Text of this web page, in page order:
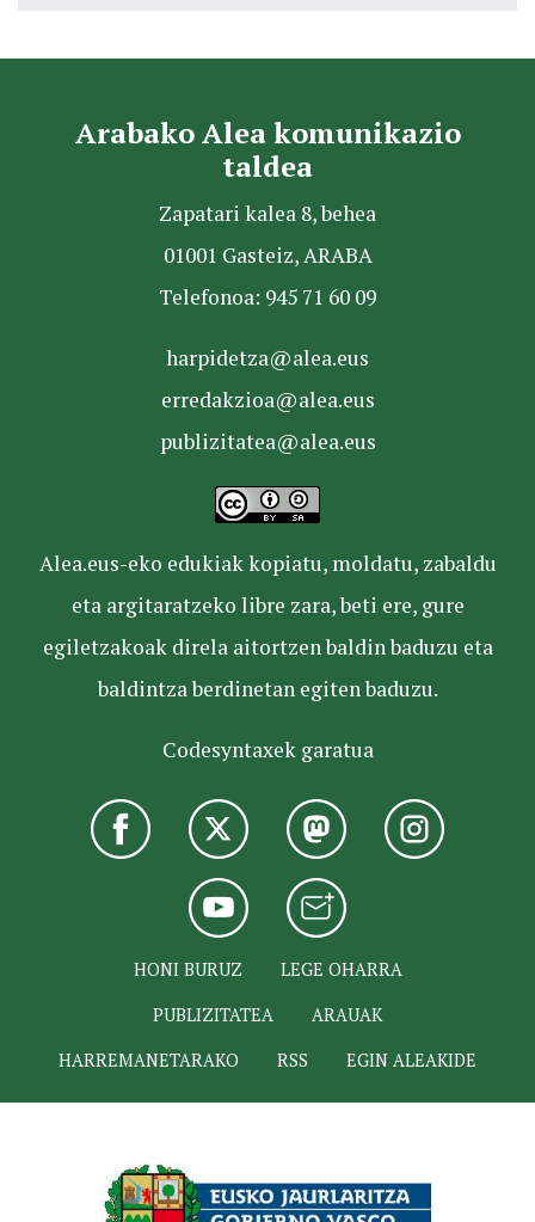
Arabako Alea komunikazio
taldea
Zapatari kalea 8, behea
01001 Gasteiz, ARABA
Telefonoa: 945 71 60 09
harpidetza@alea.eus
erredakzioa@alea.eus
publizitatea@alea.eus
Alea.eus-eko edukiak kopiatu, moldatu, zabaldu
eta argitaratzeko libre zara, beti ere, gure
egiletzakoak direla aitortzen baldin baduzu eta
baldintza berdinetan egiten baduzu.
Codesyntaxek garatua
HONI BURUZ
LEGE OHARRA
PUBLIZITATEA
ARAUAK
HARREMANETARAKO
RSS EGIN ALEAKIDE